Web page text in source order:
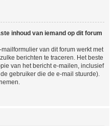
inhoud van iemand op dit forum
van dit forum werkt met
berichten te traceren. Het beste
van het bericht e-mailen, inclusief
gebruiker die de e-mail stuurde).